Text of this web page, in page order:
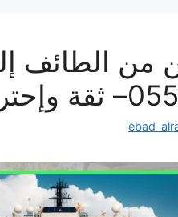
الطائف
لكل شحنة
ebad-